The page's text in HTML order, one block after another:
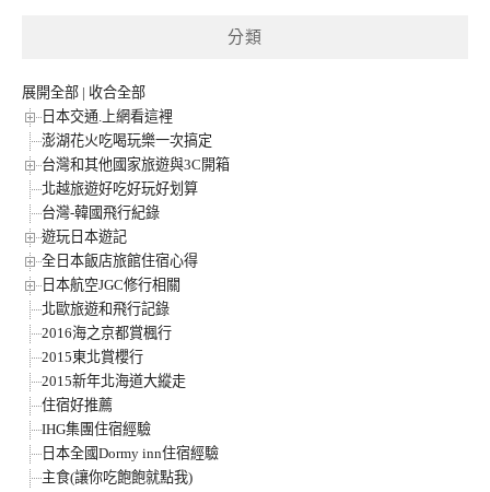
分類
展開全部 | 收合全部
日本交通.上網看這裡
澎湖花火吃喝玩樂一次搞定
台灣和其他國家旅遊與3C開箱
北越旅遊好吃好玩好划算
台灣-韓國飛行紀錄
遊玩日本遊記
全日本飯店旅館住宿心得
日本航空JGC修行相關
北歐旅遊和飛行記錄
2016海之京都賞楓行
2015東北賞櫻行
2015新年北海道大縱走
住宿好推薦
IHG集團住宿經驗
日本全國Dormy inn住宿經驗
主食(讓你吃飽飽就點我)